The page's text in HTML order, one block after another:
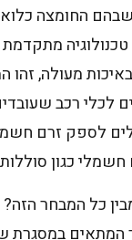
החומצה
מעולה, זהו
לכלי רכב
לספק זרם
כגון
כל המבחר הזה?
המתאים במסגרת